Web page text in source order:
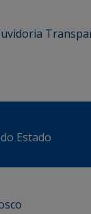
Estado